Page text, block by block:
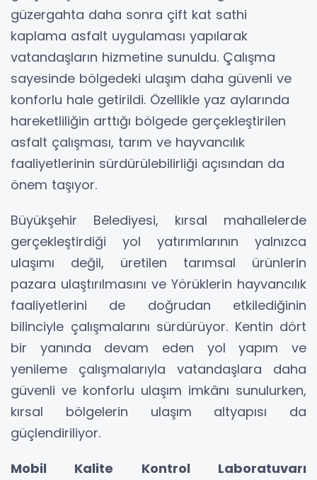
güzergahta daha sonra çift kat sathi
kaplama asfalt uygulaması yapılarak
vatandaşların hizmetine sunuldu. Çalışma
sayesinde bölgedeki ulaşım daha güvenli ve
konforlu hale getirildi. Özellikle yaz aylarında
hareketliliğin arttığı bölgede gerçekleştirilen
asfalt çalışması, tarım ve hayvancılık
faaliyetlerinin sürdürülebilirliği açısından da
önem taşıyor.
Büyükşehir Belediyesi, kırsal mahallelerde
gerçekleştirdiği yol yatırımlarının yalnızca
ulaşımı değil, üretilen tarımsal ürünlerin
pazara ulaştırılmasını ve Yörüklerin hayvancılık
faaliyetlerini de doğrudan etkilediğinin
bilinciyle çalışmalarını sürdürüyor. Kentin dört
bir yanında devam eden yol yapım ve
yenileme çalışmalarıyla vatandaşlara daha
güvenli ve konforlu ulaşım imkânı sunulurken,
kırsal bölgelerin ulaşım altyapısı da
güçlendiriliyor.
Mobil Kalite Kontrol Laboratuvarı